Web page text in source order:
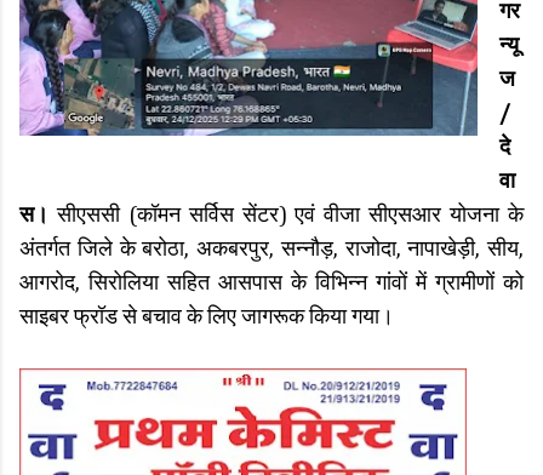
गर
न्यू
ज
/
दे
वा
स।सीएससी (कॉमन सर्विस सेंटर) एवं वीजा सीएसआर योजना के
अंतर्गत जिले के बरोठा, अकबरपुर, सन्नौड़, राजोदा, नापाखेड़ी, सीय,
आगरोद, सिरोलिया सहित आसपास के विभिन्न गांवों में ग्रामीणों को
साइबर फ्रॉड से बचाव के लिए जागरूक किया गया।